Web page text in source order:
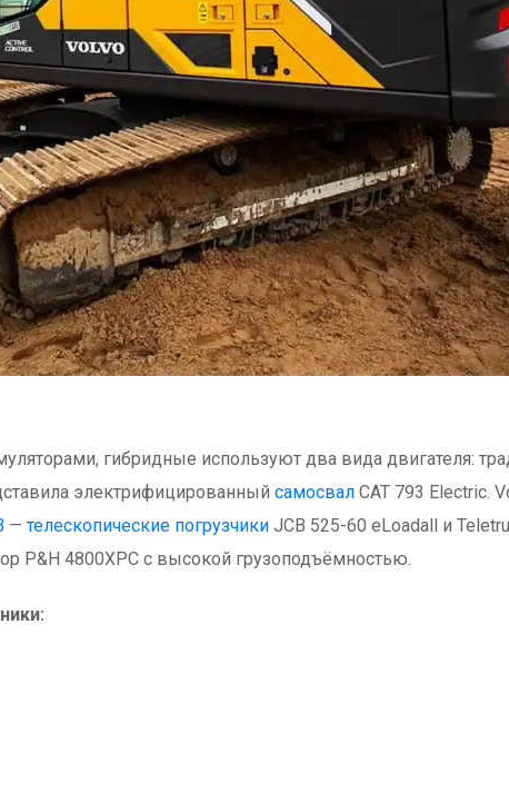
гибридные используют два вида двигателя:
электрифицированный самосвал CAT 793 Electric.
—телескопические погрузчики JCB 525-60 eLoadall и
P&H 4800XPC с высокой грузоподъёмностью.